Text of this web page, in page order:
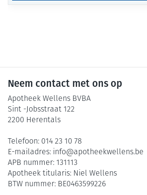
Neem contact met ons op
Apotheek Wellens BVBA
Sint -Jobsstraat 122
2200 Herentals
Telefoon: 014 23 10 78
E-mailadres: info@apotheekwellens.be
APB nummer: 131113
Apotheek titularis: Niel Wellens
BTW nummer: BE0463599226